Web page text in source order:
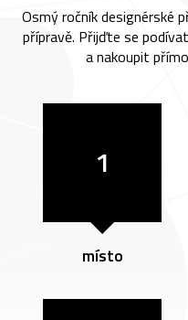
Osmý ročník designérské
přípravě. Přijďte se
a nakoupit
1
místo